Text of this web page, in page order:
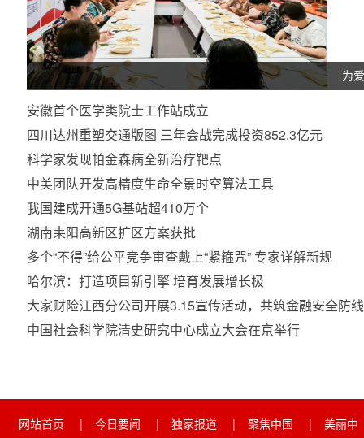
为
安徽首个医学类院士工作站成立
四川达州重塑交通版图 三年会战完成投资852.3亿元
科学家发现帕金森病全新治疗靶点
中美团队开发高精度生命全景时空算法工具
我国建成开通5G基站超410万个
湖南耒阳高新区扩区方案获批
多个“不得”给公平竞争审查戴上“紧箍咒” 专家详解新规
哈尔滨：打造项目新引擎 培育发展增长极
大家财险江西分公司开展3.15宣传活动，共筑金融安全防线
中国社会科学院清史研究中心成立大会在京举行
网站首页 | 今日要闻 | 独家报道 | 聚焦中国 |
美丽中